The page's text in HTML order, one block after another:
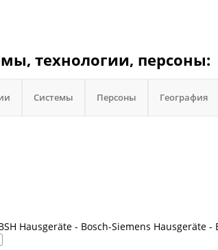
технологии, персоны:
Системы Персоны География
Hausgeräte - Bosch-Siemens Hausgeräte -